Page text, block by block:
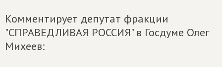
Комментирует депутат фракции
"СПРАВЕДЛИВАЯ РОССИЯ" в Госдуме Олег
Михеев: